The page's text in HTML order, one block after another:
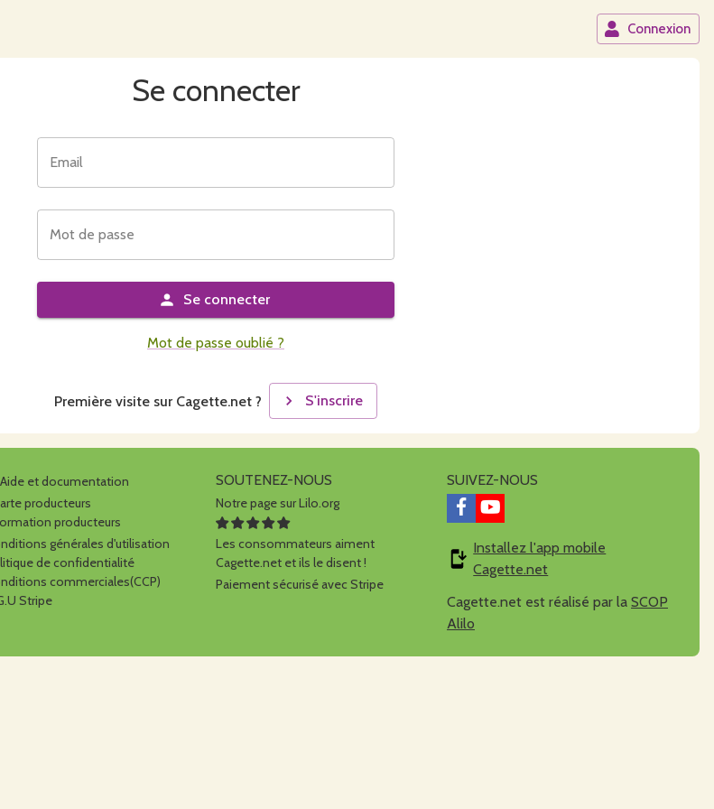
Connexion
Se connecter
Email
Mot de passe
Se connecter
Mot de passe oublié ?
Première visite sur Cagette.net ? S'inscrire
Aide et documentation
producteurs
producteurs
générales d'utilisation
de confidentialité
commerciales(CCP)
Stripe
SOUTENEZ-NOUS
Notre page sur Lilo.org
Les consommateurs aiment
Cagette.net et ils le disent !
Paiement sécurisé avec Stripe
SUIVEZ-NOUS
Installez l'app mobile
Cagette.net
Cagette.net est réalisé par la SCOP
Alilo